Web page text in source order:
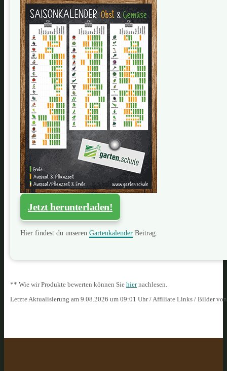
Jetzt herunterladen!
Hier findest du unseren Gartenkalender Beitrag.
** Wie wir Produkte bewerten können Sie hiernachlesen.
Letzte Aktualisierung am 9.08.2026 um 09:01 Uhr / Affiliate Links / Bilder